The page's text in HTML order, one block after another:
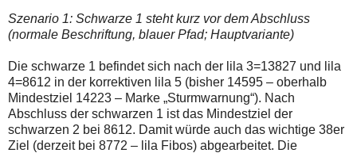
wallstreet-
online.de
Szenario 1: Schwarze 1 steht kurz vor dem Abschluss
(normale Beschriftung, blauer Pfad; Hauptvariante)
Die schwarze 1 befindet sich nach der lila 3=13827 und lila
4=8612 in der korrektiven lila 5 (bisher 14595 – oberhalb
Mindestziel 14223 – Marke „Sturmwarnung“). Nach
Abschluss der schwarzen 1 ist das Mindestziel der
schwarzen 2 bei 8612. Damit würde auch das wichtige 38er
Ziel (derzeit bei 8772 – lila Fibos) abgearbeitet. Die